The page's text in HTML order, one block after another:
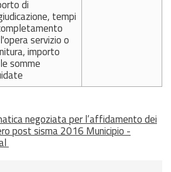
di
tempi
servizio o
importo
somme
negoziata per l’affidamento dei
post sisma 2016 Municipio -